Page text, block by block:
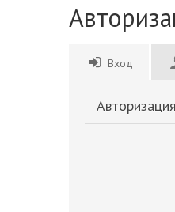
Вход
Авторизация